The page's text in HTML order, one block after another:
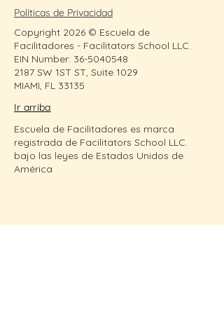
Políticas de Privacidad
Copyright 2026 © Escuela de
Facilitadores - Facilitators School LLC.
EIN Number: 36-5040548
2187 SW 1ST ST, Suite 1029
MIAMI, FL 33135
Ir arriba
Escuela de Facilitadores es marca
registrada de Facilitators School LLC.
bajo las leyes de Estados Unidos de
América